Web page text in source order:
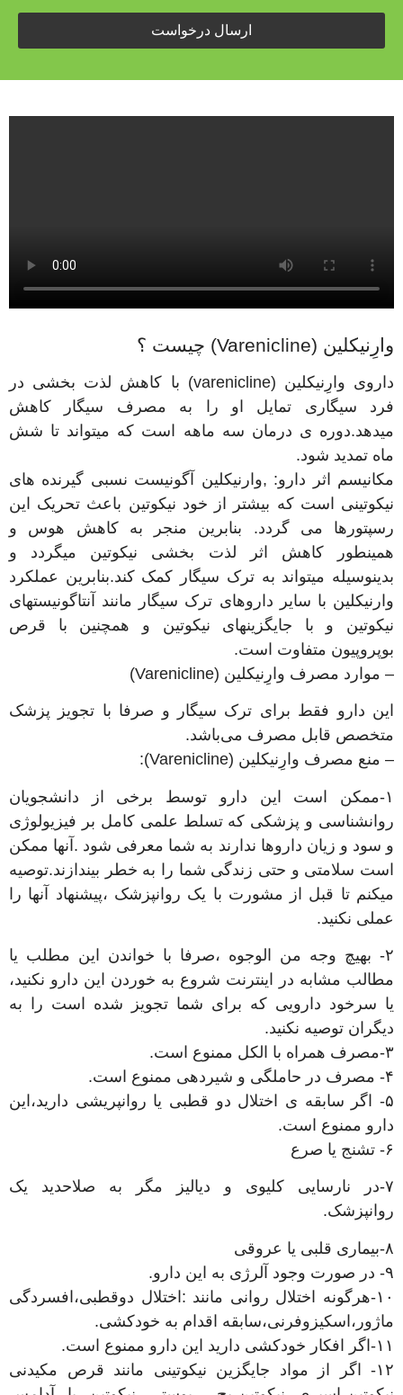
ارسال درخواست
Number
*
وارِنیکلین (Varenicline) چیست ؟
داروی وارِنیکلین (varenicline) با کاهش لذت بخشی در
فرد سیگاری تمایل او را به مصرف سیگار کاهش
میدهد.دوره ی درمان سه ماهه است که میتواند تا شش
ماه تمدید شود.
مکانیسم اثر دارو: ,وارنیکلین آگونیست نسبی گیرنده های
نیکوتینی است که بیشتر از خود نیکوتین باعث تحریک این
رسپتورها می گردد. بنابرین منجر به کاهش هوس و
همینطور کاهش اثر لذت بخشی نیکوتین میگردد و
بدینوسیله میتواند به ترک سیگار کمک کند.بنابرین عملکرد
وارنیکلین با سایر داروهای ترک سیگار مانند آنتاگونیستهای
نیکوتین و با جایگزینهای نیکوتین و همچنین با قرص
بوپروپیون متفاوت است.
– موارد مصرف وارِنیکلین (Varenicline)
این دارو فقط برای ترک سیگار و صرفا با تجویز پزشک
متخصص قابل مصرف می‌باشد.
– منع مصرف وارِنیکلین (Varenicline):
۱-ممکن است این دارو توسط برخی از دانشجویان
روانشناسی و پزشکی که تسلط علمی کامل بر فیزیولوژی
و سود و زیان داروها ندارند به شما معرفی شود .آنها ممکن
است سلامتی و حتی زندگی شما را به خطر بیندازند.توصیه
میکنم تا قبل از مشورت با یک روانپزشک ،پیشنهاد آنها را
عملی نکنید.
۲- بهیچ وجه من الوجوه ،صرفا با خواندن این مطلب یا
مطالب مشابه در اینترنت شروع به خوردن این دارو نکنید،
یا سرخود دارویی که برای شما تجویز شده است را به
دیگران توصیه نکنید.
۳-مصرف همراه با الکل ممنوع است.
۴- مصرف در حاملگی و شیردهی ممنوع است.
۵- اگر سابقه ی اختلال دو قطبی یا روانپریشی دارید،این
دارو ممنوع است.
۶- تشنج یا صرع
۷-در نارسایی کلیوی و دیالیز مگر به صلاحدید یک
روانپزشک.
۸-بیماری قلبی یا عروقی
۹- در صورت وجود آلرژی به این دارو.
۱۰-هرگونه اختلال روانی مانند :اختلال دوقطبی،افسردگی
ماژور،اسکیزوفرنی،سابقه اقدام به خودکشی.
۱۱-اگر افکار خودکشی دارید این دارو ممنوع است.
۱۲- اگر از مواد جایگزین نیکوتینی مانند قرص مکیدنی